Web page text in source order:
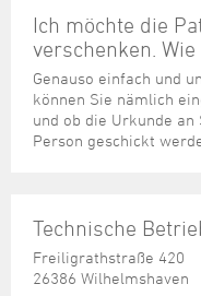
Ich möchte die
verschenken.
Genauso einfach und
können Sie nämlich
und ob die Urkunde
Person geschickt
Technische
Freiligrathstraße 420
26386 Wilhelmshaven